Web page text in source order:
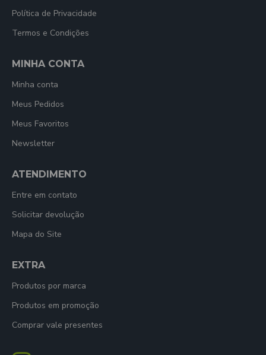
Política de Privacidade
Termos e Condições
MINHA CONTA
Minha conta
Meus Pedidos
Meus Favoritos
Newsletter
ATENDIMENTO
Entre em contato
Solicitar devolução
Mapa do Site
EXTRA
Produtos por marca
Produtos em promoção
Comprar vale presentes